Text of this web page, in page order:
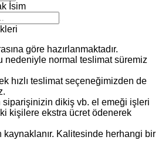
İsim
göre hazırlanmaktadır.
nedeniyle normal teslimat süremiz
hızlı teslimat seçeneğimizden de
siparişinizin dikiş vb. el emeği işleri
kişilere ekstra ücret ödenerek
kaynaklanır. Kalitesinde herhangi bir